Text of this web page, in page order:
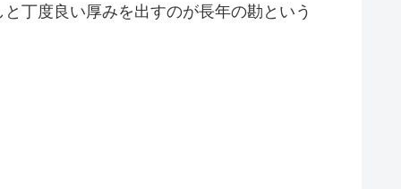
丁度良い厚みを出すのが長年の勘という